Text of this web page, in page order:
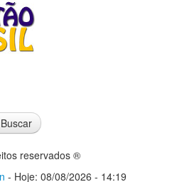
Buscar
reservados ®
- Hoje: 08/08/2026 - 14:19